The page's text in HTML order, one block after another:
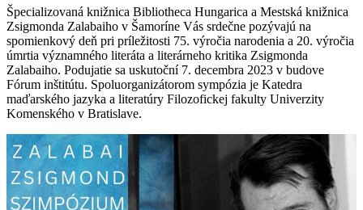
Špecializovaná knižnica Bibliotheca Hungarica a Mestská knižnica
Zsigmonda Zalabaiho v Šamoríne Vás srdečne pozývajú na
spomienkový deň pri príležitosti 75. výročia narodenia a 20. výročia
úmrtia významného literáta a literárneho kritika Zsigmonda
Zalabaiho. Podujatie sa uskutoční 7. decembra 2023 v budove
Fórum inštitútu. Spoluorganizátorom sympózia je Katedra
maďarského jazyka a literatúry Filozofickej fakulty Univerzity
Komenského v Bratislave.